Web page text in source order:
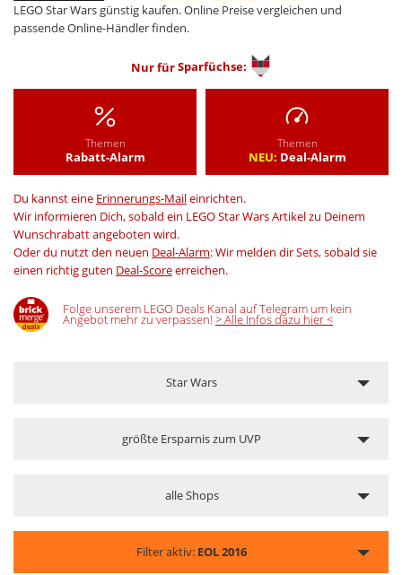
LEGO Star Wars günstig kaufen. Online Preise vergleichen und
passende Online-Händler finden.
Nur fürSparfüchse:
Themen
Rabatt-Alarm
Themen
NEU: Deal-Alarm
Du kannst eine Erinnerungs-Maileinrichten.
Wir informieren Dich, sobald ein LEGO Star Wars Artikel zu Deinem
Wunschrabatt angeboten wird.
Oder du nutzt den neuen Deal-Alarm: Wir melden dir Sets, sobald sie
einen richtig guten Deal-Scoreerreichen.
Folge unserem LEGO Deals Kanal auf Telegram um kein
Angebot mehr zu verpassen! > Alle Infos dazu hier <
Star Wars
größte Ersparnis zum UVP
alle Shops
Filter aktiv: EOL 2016